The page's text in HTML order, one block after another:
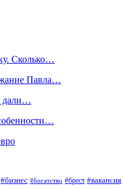
Сколько…
Павла…
дали…
#бизнес #богатство #брест #вакансия